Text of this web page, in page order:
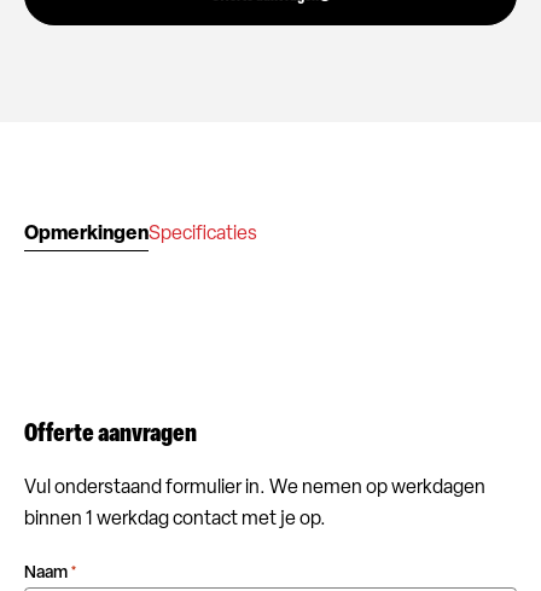
OpmerkingenSpecificaties
Offerte aanvragen
Vul onderstaand formulier in. We nemen op werkdagen
binnen 1 werkdag contact met je op.
Naam *